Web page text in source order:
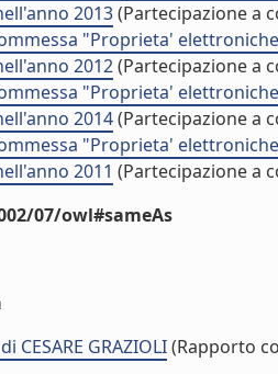
2013(Partecipazione a
"Proprieta'
2012(Partecipazione a
"Proprieta'
2014(Partecipazione a
"Proprieta'
2011 (Partecipazione a
07/owl#sameAs
CESARE GRAZIOLI(Rapporto